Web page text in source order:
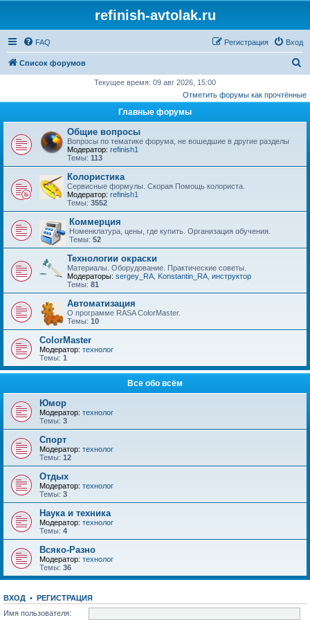
refinish-avtolak.ru
FAQ Вход
Регистрация
Список форумов
и
Текущее время: 09 авг 2026, 15:00
Отметить форумы как прочтённые
Главные форумы
Общие вопросы
Вопросы по тематике форума, не вошедшие в другие разделы
Модератор: refinish1
Темы: 113
Колористика
Сервисные формулы. Скорая Помощь колориста.
Модератор: refinish1
Темы: 3552
Коммерция
Номенклатура, цены, где купить. Организация обучения.
Темы: 52
Технологии окраски
Материалы. Оборудование. Практические советы.
Модераторы: sergey_RA Konstantin_RA инструктор
Темы: 81
Автоматизация
О программе RASA ColorMaster.
Темы: 10
ColorMaster
Модератор: технолог
Темы: 1
Все обо всём
Юмор
Модератор: технолог
Темы: 3
Спорт
Модератор: технолог
Темы: 12
Отдых
Модератор: технолог
Темы: 3
Наука и техника
Модератор: технолог
Темы: 4
Всяко-Разно
Модератор: технолог
Темы: 36
ВХОД • РЕГИСТРАЦИЯ
Имя пользователя: